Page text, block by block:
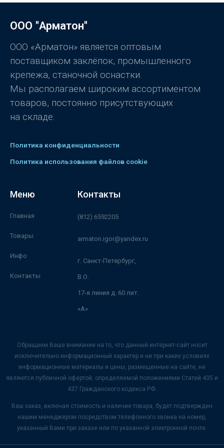
и
з
ООО "Арматон"
ООО «Арматон» является оптовым
поставщиком заклёпок, промышленного
крепежа, станочной оснастки.
Мы располагаем широким ассортиментом
товаров, постоянно присутствующих
на складе.
Политика конфиденциальности
Политика использования файлов cookie
Меню
Главная
Товары
Инфо
Контакты
Контакты
(812) 6592205
armaton.igor@yandex.ru
г. Санкт-Петербург,
В.О.
17-я линия д. 60 лит.
«А»
Обращаем Ваше внимание на то, что данный интернет-сайт носит
исключительно информационный характер и ни при каких условиях
информационные материалы и цены, размещенные на сайте, не
являются публичной офертой, определяемой положениями Статей 435 и
437 Гражданского кодекса РФ.
Ваш заказ, включая стоимость и наличие товара, будет подтвержден
нашим менеджером посредством телефонного звонка на номер,
указанный Вами при заказе или по указанной электронной почте.